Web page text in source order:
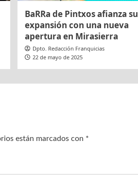
BaRRa de Pintxos afianza su
expansión con una nueva
apertura en Mirasierra
Dpto. Redacción Franquicias
22 de mayo de 2025
están marcados con *